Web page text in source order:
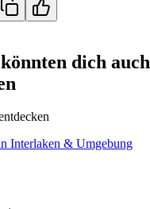
dich auch
Interlaken & Umgebung